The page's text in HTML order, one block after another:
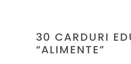
30 CARDURI
“ALIMENTE”